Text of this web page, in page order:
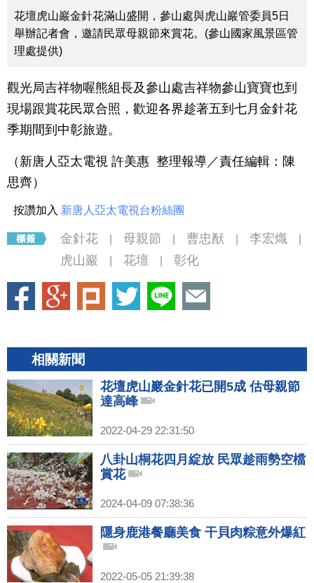
花壇虎山巖金針花滿山盛開，參山處與虎山巖管委員5日
舉辦記者會，邀請民眾母親節來賞花。(參山國家風景區管
理處提供)
觀光局吉祥物喔熊組長及參山處吉祥物參山寶寶也到
現場跟賞花民眾合照，歡迎各界趁著五到七月金針花
季期間到中彰旅遊。
（新唐人亞太電視 許美惠 整理報導／責任編輯：陳
思齊）
按讚加入 新唐人亞太電視台粉絲團
金針花 母親節 曹忠猷 李宏熾
虎山巖 花壇 彰化
相關新聞
花壇虎山巖金針花已開5成 估母親節
達高峰
2022-04-29 22:31:50
八卦山桐花四月綻放 民眾趁雨勢空檔
賞花
2024-04-09 07:38:36
隱身鹿港餐廳美食 干貝肉粽意外爆紅
2022-05-05 21:39:38